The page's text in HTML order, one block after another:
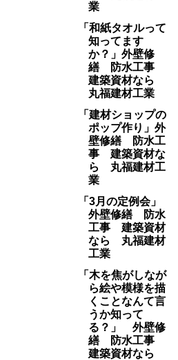
業
「和紙タオルって
知ってます
か？」外壁修
繕 防水工事
建築資材なら
丸福建材工業
「建材ショップの
ポップ作り」外
壁修繕 防水工
事 建築資材な
ら 丸福建材工
業
「3月の定例会」
外壁修繕 防水
工事 建築資材
なら 丸福建材
工業
「木を焦がしなが
ら絵や模様を描
くことなんて言
うか知って
る？」 外壁修
繕 防水工事
建築資材なら